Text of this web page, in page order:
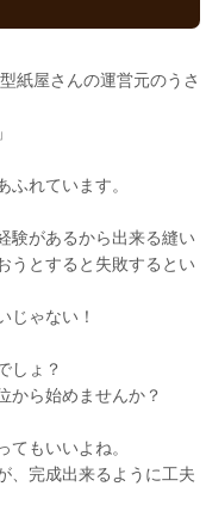
紙屋さんの運営元のうさ
れています。
験があるから出来る縫い
うとすると失敗するとい
じゃない！
しょ？
から始めませんか？
もいいよね。
、完成出来るように工夫